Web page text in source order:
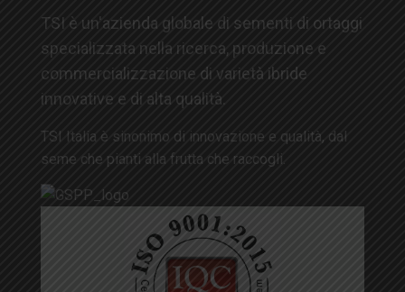
TSI è un'azienda globale di sementi di ortaggi
specializzata nella ricerca, produzione e
commercializzazione di varietà ibride
innovative e di alta qualità.
TSI Italia è sinonimo di innovazione e qualità, dal
seme che pianti alla frutta che raccogli.